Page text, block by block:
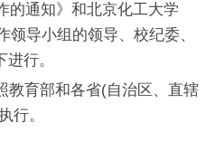
的通知》和北京化工大学
导小组的领导、校纪委、
行。
育部和各省(自治区、直辖
行。